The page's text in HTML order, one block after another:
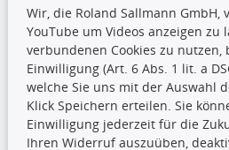
CARAT Gruppe
Wir, die Roland Sallmann GmbH,
YouTube um Videos anzeigen zu
verbundenen Cookies zu
Einwilligung (Art. 6 Abs. 1 lit. a
welche Sie uns mit der Auswahl
Klick Speichern erteilen. Sie
Einwilligung jederzeit für die
Ihren Widerruf auszuüben,